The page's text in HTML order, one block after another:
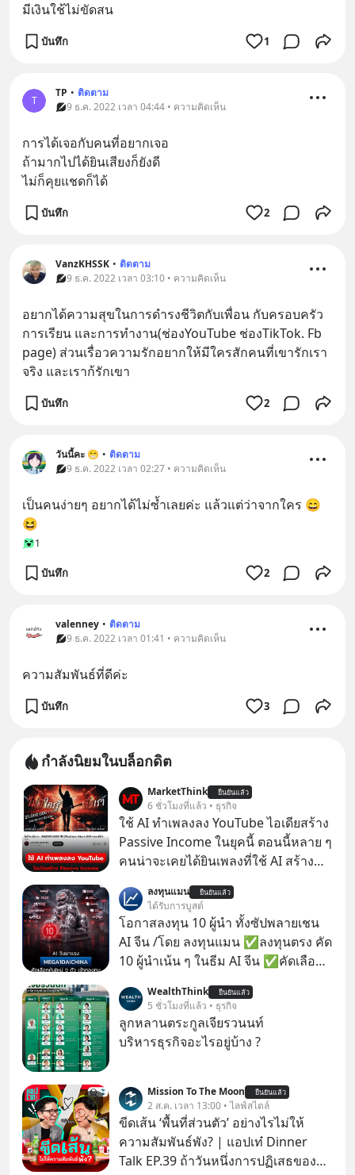
มีเงินใช้ไม่ขัดสน
บันทึก 1
T
TP • ติดตาม
9 ธ.ค. 2022 เวลา 04:44 • ความคิดเห็น
การได้เจอกับคนที่อยากเจอ
ถ้ามากไปได้ยินเสียงก็ยังดี
ไม่ก็คุยแชดก็ได้
บันทึก 2
VanzKHSSK • ติดตาม
9 ธ.ค. 2022 เวลา 03:10 • ความคิดเห็น
อยากได้ความสุขในการดำรงชีวิตกับเพื่อน กับครอบครัว
การเรียน และการทำงาน(ช่องYouTube ช่องTikTok. Fb
page) ส่วนเรื่อวความรักอยากให้มีใครสักคนที่เขารักเรา
จริง และเราก้รักเขา
บันทึก 2
วันนี้คะ 😁 • ติดตาม
9 ธ.ค. 2022 เวลา 02:27 • ความคิดเห็น
เป็นคนง่ายๆ อยากได้ไม่ซ้ำเลยค่ะ แล้วแต่ว่าจากใคร 😄
😆
1
บันทึก 2
valenney • ติดตาม
9 ธ.ค. 2022 เวลา 01:41 • ความคิดเห็น
ความสัมพันธ์ที่ดีค่ะ
บันทึก 3
กำลังนิยมในบล็อกดิต
MarketThink ยืนยันแล้ว
6 ชั่วโมงที่แล้ว • ธุรกิจ
ใช้ AI ทำเพลงลง YouTube ไอเดียสร้าง
Passive Income ในยุคนี้ ตอนนี้หลาย ๆ
คนน่าจะเคยได้ยินเพลงที่ใช้ AI สร้าง
รู้ตัวเรา” จากช่องชื่อว่า UNHEARD
MUSIC ที่ตอนนี้มียอดรับชมกว่า 26
ล้านครั้งแล้ว
ลงทุนแมน ยืนยันแล้ว
ได้รับการบูสต์
โอกาสลงทุน 10 ผู้นำ ทั้งซัปพลายเชน
AI จีน /โดย ลงทุนแมน ✅ลงทุนตรง คัด
10 ผู้นำเน้น ๆ ในธีม AI จีน ✅คัดเลือก
เจ้าของผู้นำ AI จีน ตั้งแต่โรงงานผลิตชิป
หน่วยความจำ โมเดล AI ยันหุ่นยนต์
✅ได้การรับยกเว้นภาษี Capital Gain
ตามกฎหมายภาษีของประเทศไทย
WealthThink ยืนยันแล้ว
5 ชั่วโมงที่แล้ว • ธุรกิจ
ลูกหลานตระกูลเจียรวนนท์
บริหารธุรกิจอะไรอยู่บ้าง ?
Mission To The Moon ยืนยันแล้ว
2 ส.ค. เวลา 13:00 • ไลฟ์สไตล์
ขีดเส้น ‘พื้นที่ส่วนตัว’ อย่างไรไม่ให้
ความสัมพันธ์พัง? | แอปเท๋ Dinner
Talk EP.39 ถ้าวันหนึ่งการปฏิเสธของ